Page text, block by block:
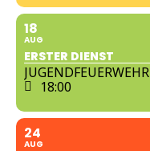
18
AUG
ERSTER DIENST
JUGENDFEUERWEHR
18:00
24
AUG